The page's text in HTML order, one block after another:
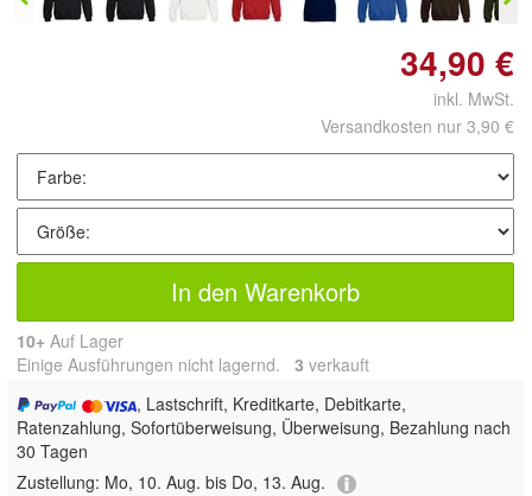
34,90 €
inkl. MwSt.
Versandkosten nur 3,90 €
In den Warenkorb
10+ Auf Lager
Einige Ausführungen nicht lagernd. 3 verkauft
, Lastschrift, Kreditkarte, Debitkarte,
Ratenzahlung, Sofortüberweisung, Überweisung, Bezahlung nach
30 Tagen
Zustellung: Mo, 10. Aug. bis Do, 13. Aug.